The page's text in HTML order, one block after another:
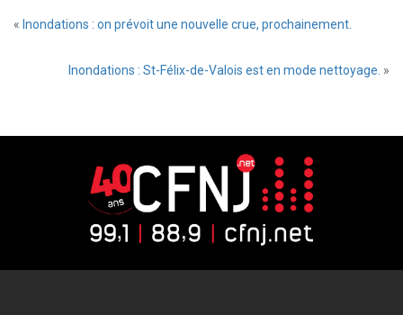
« Inondations : on prévoit une nouvelle crue, prochainement.
Inondations : St-Félix-de-Valois est en mode nettoyage. »